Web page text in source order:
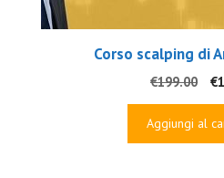
Corso scalping di
€199.00
Il
€
Aggiungi al